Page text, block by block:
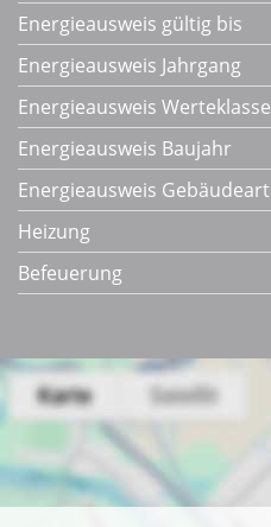
Energieausweis gültig bis
Energieausweis Jahrgang
Energieausweis Werteklasse
Energieausweis Baujahr
Energieausweis Gebäudeart
Heizung
Befeuerung